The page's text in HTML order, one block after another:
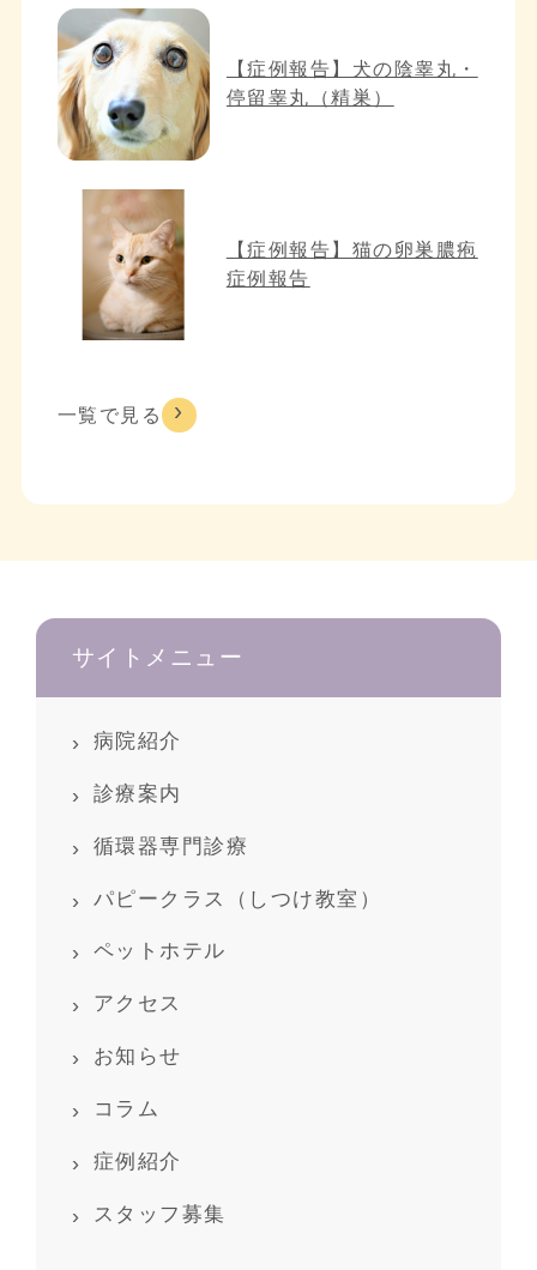
【症例報告】犬の陰睾丸・
停留睾丸（精巣）
【症例報告】猫の卵巣膿疱
症例報告
一覧で見る
サイトメニュー
病院紹介
診療案内
循環器専門診療
パピークラス（しつけ教室）
ペットホテル
アクセス
お知らせ
コラム
症例紹介
スタッフ募集